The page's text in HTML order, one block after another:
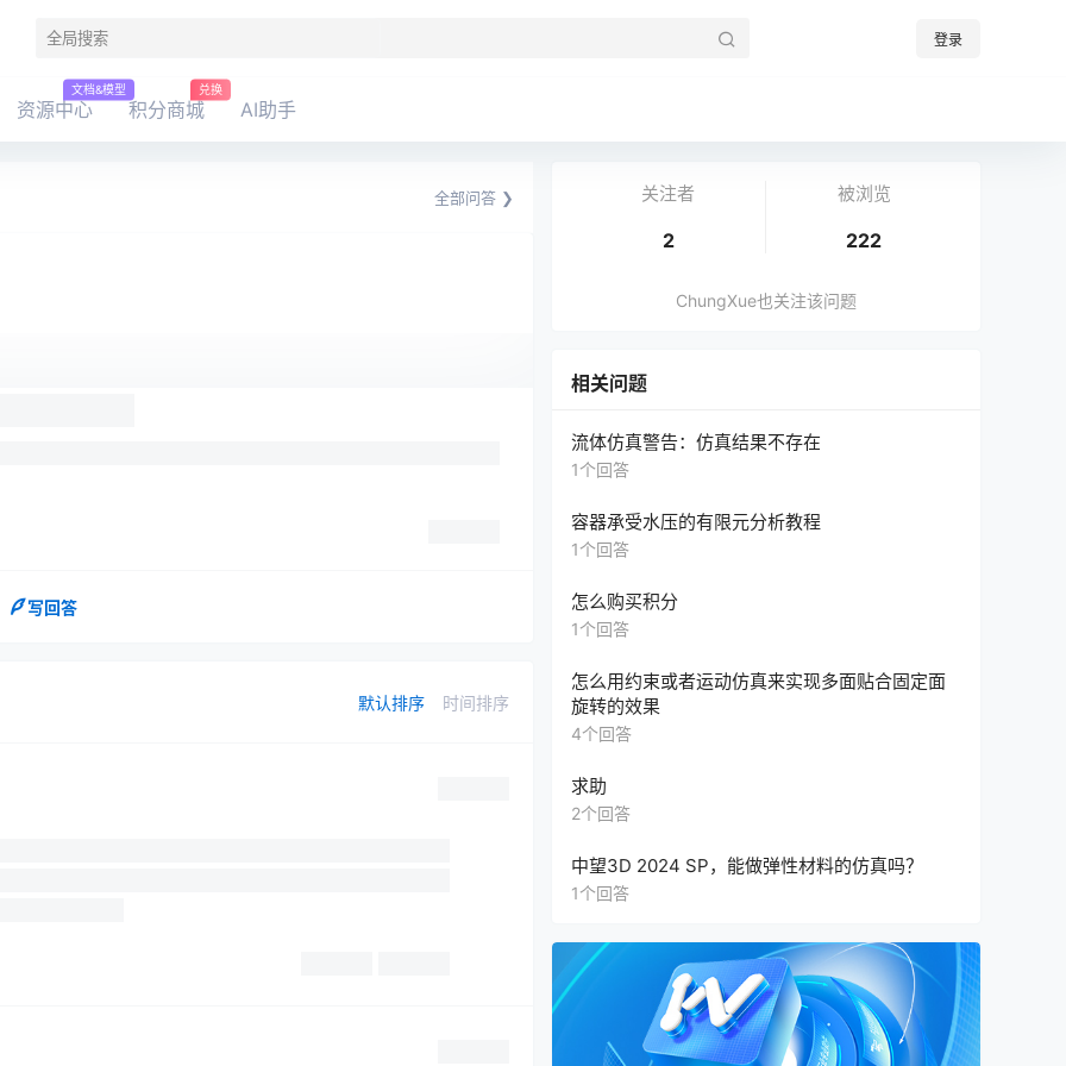
登录
资源中心
文档&模型
积分商城
兑换
AI助手
全部问答 ❯
写回答
默认排序 时间排序
关注者
2
被浏览
222
ChungXue也关注该问题
相关问题
流体仿真警告：仿真结果不存在
1个回答
容器承受水压的有限元分析教程
1个回答
怎么购买积分
1个回答
怎么用约束或者运动仿真来实现多面贴合固定面
旋转的效果
4个回答
求助
2个回答
中望3D 2024 SP，能做弹性材料的仿真吗？
1个回答